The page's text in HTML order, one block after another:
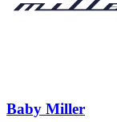
Baby Miller